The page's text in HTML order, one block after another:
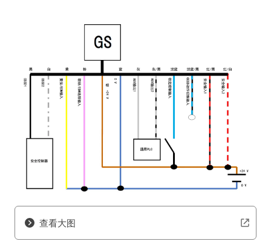
查看大图